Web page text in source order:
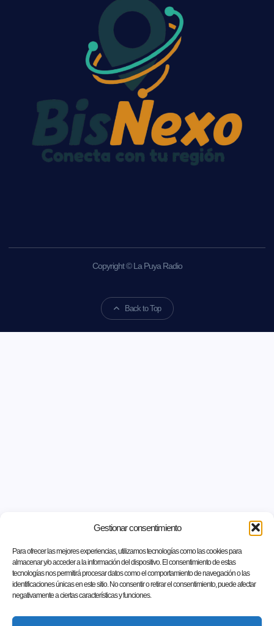
Gestionar consentimiento
Para ofrecer las mejores experiencias, utilizamos tecnologías como las cookies para
almacenar y/o acceder a la información del dispositivo. El consentimiento de estas
tecnologías nos permitirá procesar datos como el comportamiento de navegación o las
identificaciones únicas en este sitio. No consentir o retirar el consentimiento, puede afectar
negativamente a ciertas características y funciones.
Copyright © La Puya Radio
Back to Top